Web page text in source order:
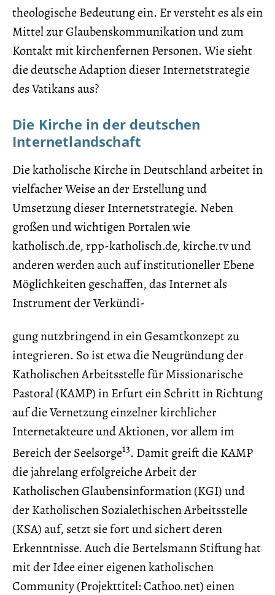
theologische Bedeutung ein. Er versteht es als ein
Mittel zur Glaubenskommunikation und zum
Kontakt mit kirchenfernen Personen. Wie sieht
die deutsche Adaption dieser Internetstrategie
des Vatikans aus?
Die Kirche in der deutschen
Internetlandschaft
Die katholische Kirche in Deutschland arbeitet in
vielfacher Weise an der Erstellung und
Umsetzung dieser Internetstrategie. Neben
großen und wichtigen Portalen wie
katholisch.de, rpp-katholisch.de, kirche.tv und
anderen werden auch auf institutioneller Ebene
Möglichkeiten geschaffen, das Internet als
Instrument der Verkündi-
gung nutzbringend in ein Gesamtkonzept zu
integrieren. So ist etwa die Neugründung der
Katholischen Arbeitsstelle für Missionarische
Pastoral (KAMP) in Erfurt ein Schritt in Richtung
auf die Vernetzung einzelner kirchlicher
Internetakteure und Aktionen, vor allem im
Bereich der Seelsorge13. Damit greift die KAMP
die jahrelang erfolgreiche Arbeit der
Katholischen Glaubensinformation (KGI) und
der Katholischen Sozialethischen Arbeitsstelle
(KSA) auf, setzt sie fort und sichert deren
Erkenntnisse. Auch die Bertelsmann Stiftung hat
mit der Idee einer eigenen katholischen
Community (Projekttitel: Cathoo.net) einen